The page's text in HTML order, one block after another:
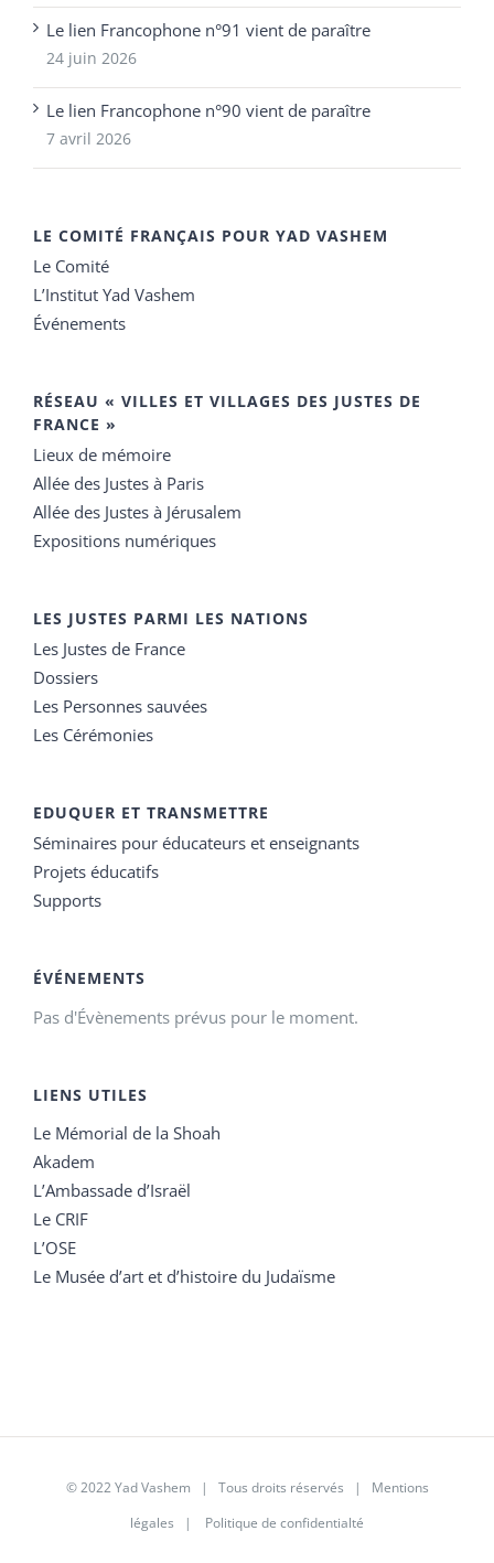
Le lien Francophone n°91 vient de paraître
24 juin 2026
Le lien Francophone n°90 vient de paraître
7 avril 2026
LE COMITÉ FRANÇAIS POUR YAD VASHEM
Le Comité
L’Institut Yad Vashem
Événements
RÉSEAU « VILLES ET VILLAGES DES JUSTES DE
FRANCE »
Lieux de mémoire
Allée des Justes à Paris
Allée des Justes à Jérusalem
Expositions numériques
LES JUSTES PARMI LES NATIONS
Les Justes de France
Dossiers
Les Personnes sauvées
Les Cérémonies
EDUQUER ET TRANSMETTRE
Séminaires pour éducateurs et enseignants
Projets éducatifs
Supports
ÉVÉNEMENTS
Pas d'Évènements prévus pour le moment.
LIENS UTILES
Le Mémorial de la Shoah
Akadem
L’Ambassade d’Israël
Le CRIF
L’OSE
Le Musée d’art et d’histoire du Judaïsme
© 2022 Yad Vashem | Tous droits réservés | Mentions
légales | Politique de confidentialté